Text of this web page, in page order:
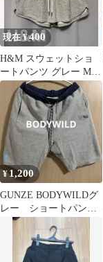
現在 ¥400
H&M スウェットショ
ートパンツ グレー Mサ
イズ
¥1,200
GUNZE BODYWILDグ
レー ショートパン
ツ M